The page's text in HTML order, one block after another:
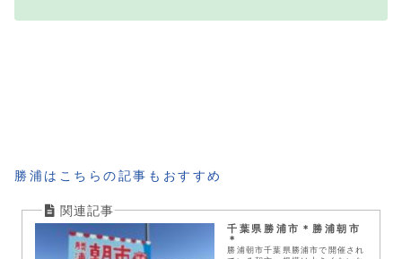
勝浦はこちらの記事もおすすめ
千葉県勝浦市＊勝浦朝市
＊
勝浦朝市千葉県勝浦市で開催され